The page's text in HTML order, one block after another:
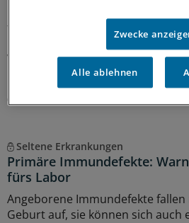
funktionieren, jedoch kommt es
Ein Kinder- und Jugendmediziner
Veganismus nichts für Kinder ist
Ernährung vorteilhaft sein könnte.
07.08.2026
Seltene Erkrankungen
Primäre Immundefekte:
fürs Labor
Angeborene Immundefekte
Geburt auf, sie können sich auch
Zwecke
Alle ablehnen